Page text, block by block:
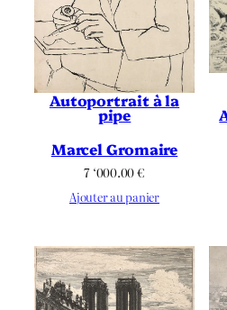
Autoportrait à la
pipe
Marcel Gromaire
7 ‘000.00€
Ajouter au panier